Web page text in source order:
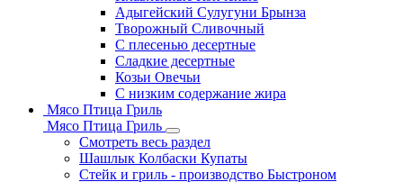
Адыгейский Сулугуни Брынза
Творожный Сливочный
С плесенью десертные
Сладкие десертные
Козьи Овечьи
С низким содержание жира
Мясо Птица Гриль
Мясо Птица Гриль
Смотреть весь раздел
Шашлык Колбаски Купаты
Стейк и гриль - производство Быстроном